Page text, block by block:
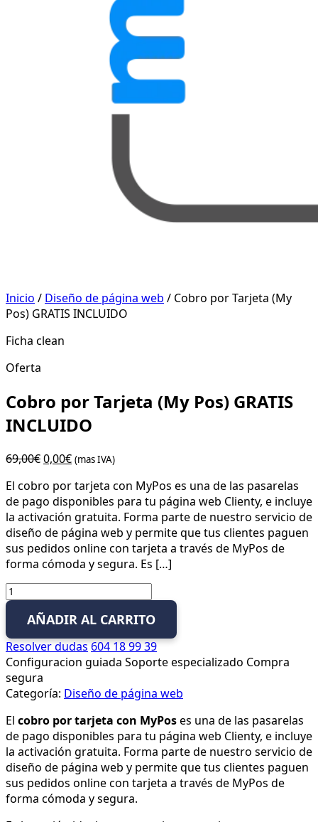
Inicio / Diseño de página web / Cobro por Tarjeta (My
Pos) GRATIS INCLUIDO
Ficha clean
Oferta
Cobro por Tarjeta (My Pos) GRATIS
INCLUIDO
69,00€El
original
era:
69,00€.
0,00€El
actual
es:
0,00€.
(mas IVA)
El cobro por tarjeta con MyPos es una de las pasarelas
de pago disponibles para tu página web Clienty, e incluye
la activación gratuita. Forma parte de nuestro servicio de
diseño de página web y permite que tus clientes paguen
sus pedidos online con tarjeta a través de MyPos de
forma cómoda y segura. Es […]
Cobro
por
Tarjeta
(My
Pos)
GRATIS
INCLUIDO
cantidad
AÑADIR AL CARRITO
Resolver dudas604 18 99 39
Configuracion guiada Soporte especializado Compra
segura
Categoría: Diseño de página web
El cobro por tarjeta con MyPoses una de las pasarelas
de pago disponibles para tu página web Clienty, e incluye
la activación gratuita. Forma parte de nuestro servicio de
diseño de página web y permite que tus clientes paguen
sus pedidos online con tarjeta a través de MyPos de
forma cómoda y segura.